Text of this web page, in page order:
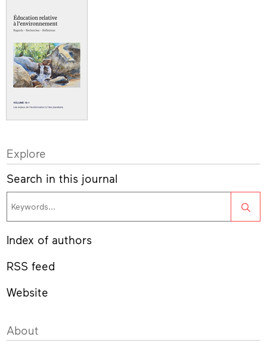
Explore
Search in this journal
Index of authors
RSS feed
Website
About